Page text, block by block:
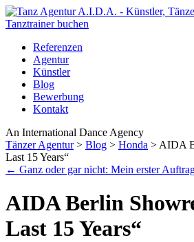
Referenzen
Agentur
Künstler
Blog
Bewerbung
Kontakt
An International Dance Agency
Tänzer Agentur> Blog > Honda > AIDA
Last 15 Years“
← Ganz oder gar nicht: Mein erster
AIDA Berlin
Last 15 Years“